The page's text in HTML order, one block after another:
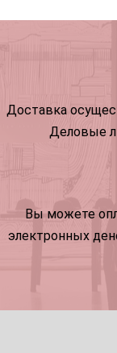
Доставка
Деловые
Вы можете
электронных